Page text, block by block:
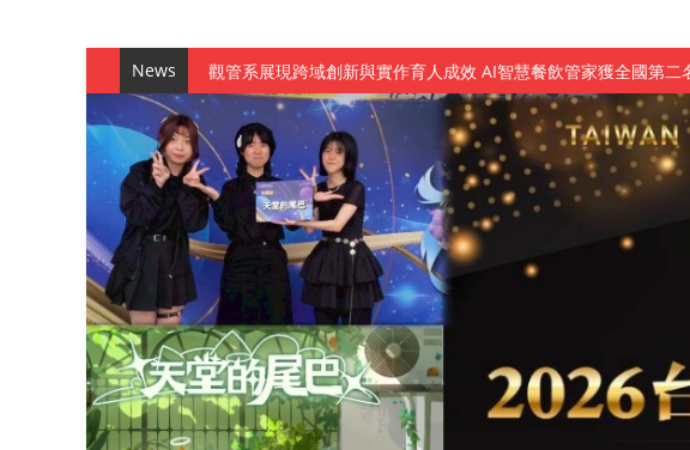
News
觀管系展現跨域創新與實作育人成效 AI智慧餐飲管家獲全國第
學務處舉辦「董事長『聊』心室」 上官董事長與青年學子溫馨
成人之美成就學生夢想 菁英學程陪伴財金系學生蛻變成金融新星
金曲陣容強勢進駐！中國科大原民音樂成果展 燃爆傳統與現代
數媒系《天堂的尾巴》、《礦影》勇奪台灣原創遊戲大賞雙佳作
師生攜手磨練一個月！觀管系榮獲天籟盃全國大專廣播詞競賽英
一銀彭仁主中國科大開講 解密AI時代的金融轉型與數位正義
通識教育中心主辦「114學年度AI英文自我介紹比賽」成績出爐
數據後的溫度：財金系傑出校友共議「人文素養」 點亮智慧金融
森城建設股份有限公司捐贈 嘉惠行管系莘莘學子